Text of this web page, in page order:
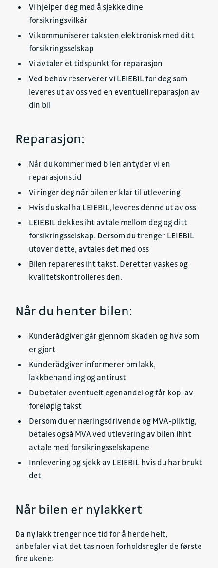
Vi hjelper deg med å sjekke dine
forsikringsvilkår
Vi kommuniserer taksten elektronisk med ditt
forsikringsselskap
Vi avtaler et tidspunkt for reparasjon
Ved behov reserverer vi LEIEBIL for deg som
leveres ut av oss ved en eventuell reparasjon av
din bil
Reparasjon:
Når du kommer med bilen antyder vi en
reparasjonstid
Vi ringer deg når bilen er klar til utlevering
Hvis du skal ha LEIEBIL, leveres denne ut av oss
LEIEBIL dekkes iht avtale mellom deg og ditt
forsikringsselskap. Dersom du trenger LEIEBIL
utover dette, avtales det med oss
Bilen repareres iht takst. Deretter vaskes og
kvalitetskontrolleres den.
Når du henter bilen:
Kunderådgiver går gjennom skaden og hva som
er gjort
Kunderådgiver informerer om lakk,
lakkbehandling og antirust
Du betaler eventuelt egenandel og får kopi av
foreløpig takst
Dersom du er næringsdrivende og MVA-pliktig,
betales også MVA ved utlevering av bilen ihht
avtale med forsikringsselskapene
Innlevering og sjekk av LEIEBIL hvis du har brukt
det
Når bilen er nylakkert
Da ny lakk trenger noe tid for å herde helt,
anbefaler vi at det tas noen forholdsregler de første
fire ukene: